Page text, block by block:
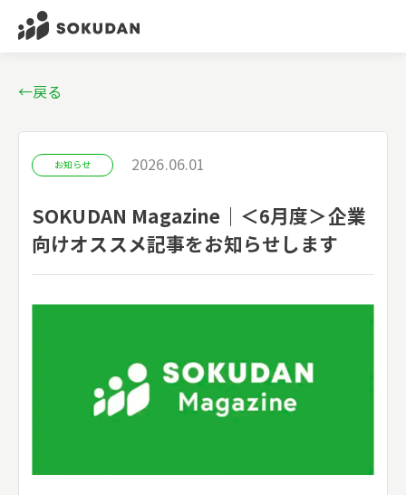
←戻る
お知らせ 2026.06.01
SOKUDAN Magazine｜＜6月度＞企業
向けオススメ記事をお知らせします